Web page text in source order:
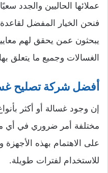
عملائها الحاليين والجدد
فنحن الخيار المفضل لقاعدة
يبحثون عمن يحقق لهم
الغسالات وجميع ما يتعلق
أفضل شركة تصليح
إن وجود غسالة أو أكثر
مختلفة أمر ضروري في أي
على الاهتمام بهذه
للاستخدام لفترات طويلة.